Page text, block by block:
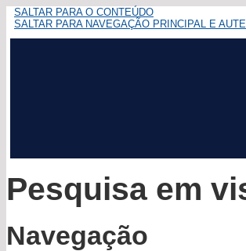
SALTAR PARA O CONTEÚDO
SALTAR PARA NAVEGAÇÃO PRINCIPAL E
Pesquisa em
Navegação